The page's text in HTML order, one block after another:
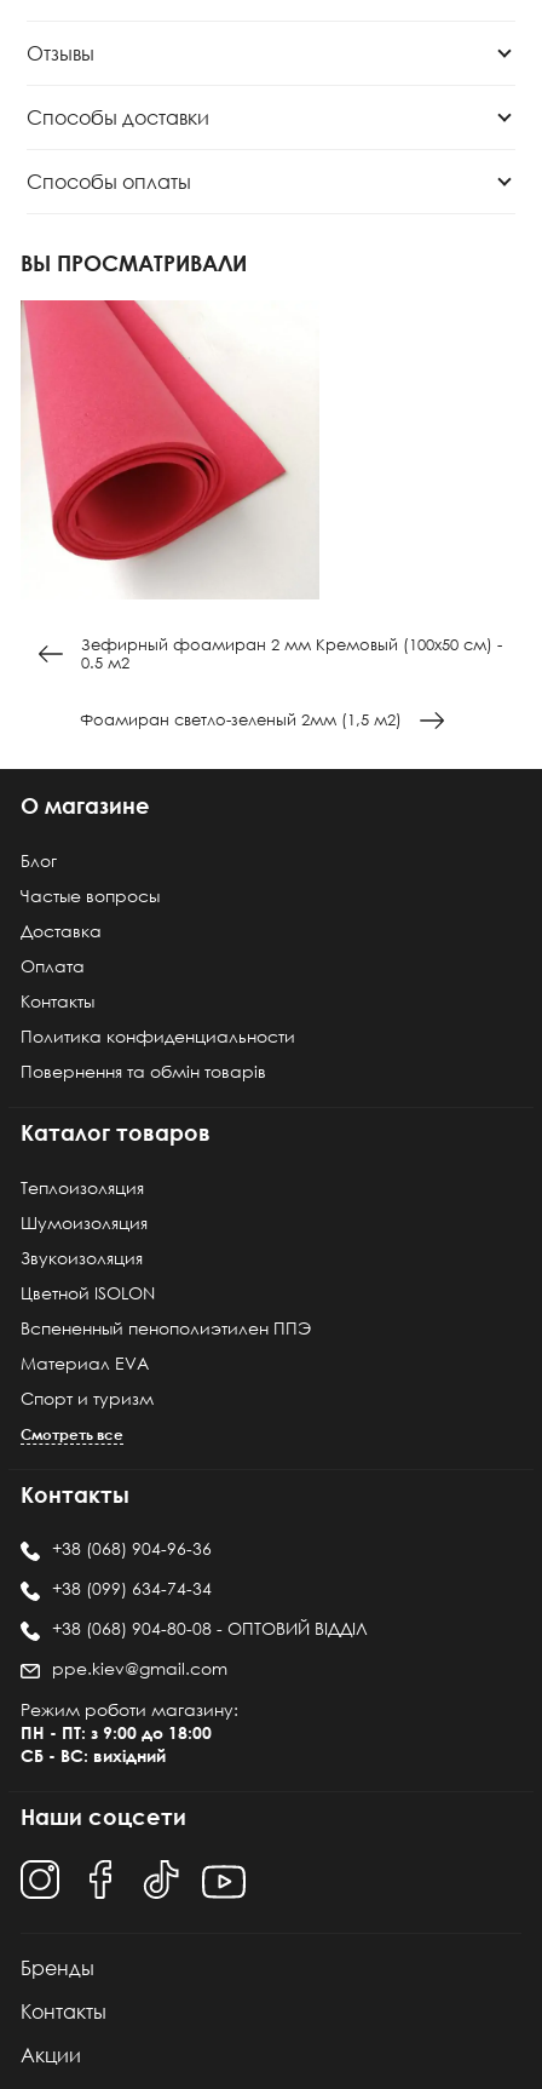
Отзывы
Способы доставки
Способы оплаты
ВЫ ПРОСМАТРИВАЛИ
Зефирный фоамиран 2 мм Кремовый (100х50 см) -
0.5 м2
Фоамиран светло-зеленый 2мм (1,5 м2)
О магазине
Блог
Частые вопросы
Доставка
Оплата
Контакты
Политика конфиденциальности
Повернення та обмін товарів
Каталог товаров
Теплоизоляция
Шумоизоляция
Звукоизоляция
Цветной ISOLON
Вспененный пенополиэтилен ППЭ
Материал EVA
Спорт и туризм
Смотреть все
Контакты
+38 (068) 904-96-36
+38 (099) 634-74-34
+38 (068) 904-80-08 - ОПТОВИЙ ВІДДІЛ
ppe.kiev@gmail.com
Режим роботи магазину:
ПН - ПТ: з 9:00 до 18:00
СБ - ВС: вихідний
Наши соцсети
Бренды
Контакты
Акции